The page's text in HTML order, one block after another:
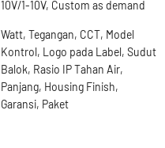
10V/1-10V, Custom as demand
Watt, Tegangan, CCT, Model
Kontrol, Logo pada Label, Sudut
Balok, Rasio IP Tahan Air,
Panjang, Housing Finish,
Garansi, Paket